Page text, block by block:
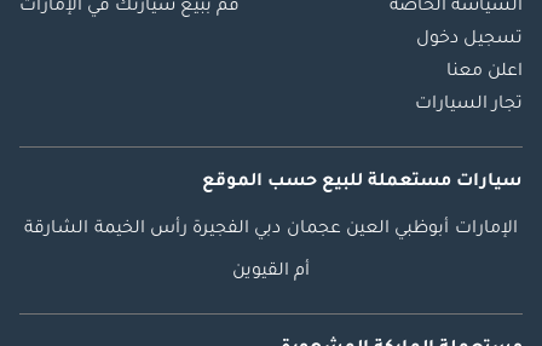
السياسة الخاصة
تسجيل دخول
اعلن معنا
تجار السيارات
قم ببيع سيارتك في الإمارات
سيارات مستعملة للبيع حسب الموقع
الإمارات أبوظبي العين عجمان دبي الفجيرة رأس الخيمة الشارقة
أم القيوين